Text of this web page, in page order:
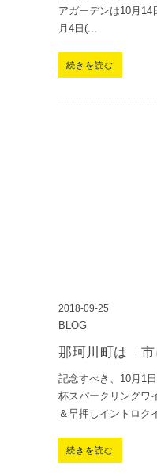
アガーデンは10月
月4日(...
続きを読む
2018-09-25
BLOG
那珂川町は「
記念すべき、10月1
杯スパークリングワ
＆早押しイントロク
続きを読む